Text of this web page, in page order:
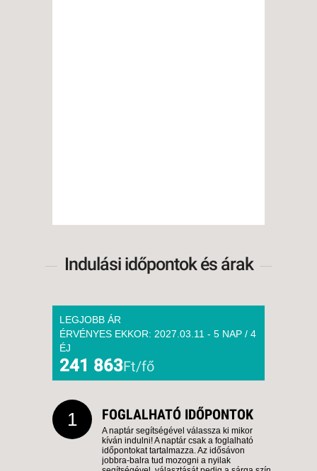
CSÜTÖRTÖK -
2027. FEBRUÁR 25.,
CSÜTÖRTÖK -
8 NAP / 7 ÉJSZAKA
2027. MÁRCIUS 01., HÉTFŐ -
11 NAP / 10 ÉJSZAKA
2027. MÁRCIUS 01., HÉTFŐ -
8 NAP / 7 ÉJSZAKA
2027. MÁRCIUS 04.,
CSÜTÖRTÖK -
Indulási időpontok és árak
LEGJOBB ÁR
ÉRVÉNYES EKKOR: 2027.03.11 - 5 NAP / 4
ÉJ
241 863Ft/fő
1 FOGLALHATÓ IDŐPONTOK
A naptár segítségével válassza ki mikor
kíván indulni! A naptár csak a foglalható
időpontokat tartalmazza. Az idősávon
jobbra-balra tud mozogni a nyilak